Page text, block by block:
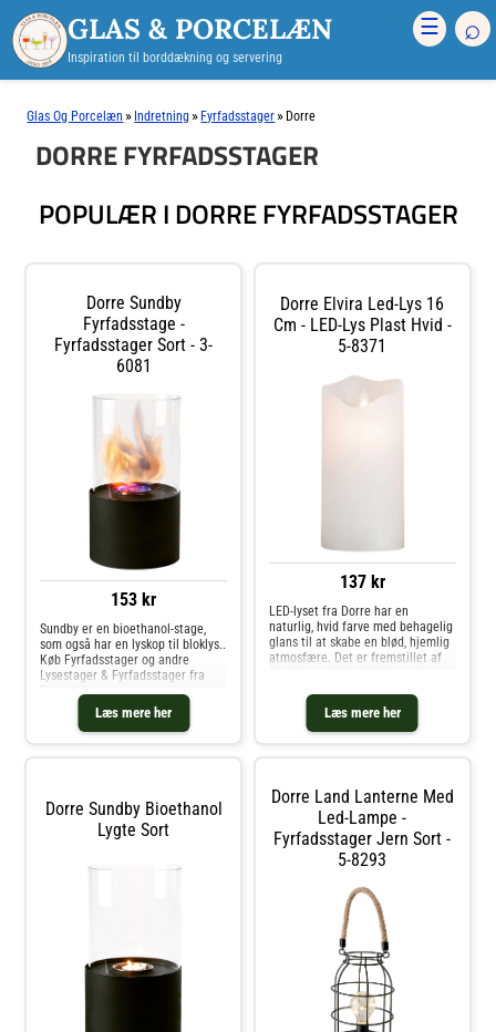
GLAS & PORCELÆN
Inspiration til borddækning og servering
☰ ⌕
Glas Og Porcelæn » Indretning » Fyrfadsstager » Dorre
DORRE FYRFADSSTAGER
POPULÆR I DORRE FYRFADSSTAGER
Dorre Sundby
Fyrfadsstage -
Fyrfadsstager Sort - 3-
6081
153 kr
Læs mere her
Sundby er en bioethanol-stage,
som også har en lyskop til bloklys..
Køb Fyrfadsstager og andre
Lysestager & Fyrfadsstager fra
Dorre Elvira Led-Lys 16
Cm - LED-Lys Plast Hvid -
5-8371
137 kr
Læs mere her
LED-lyset fra Dorre har en
naturlig, hvid farve med behagelig
glans til at skabe en blød, hjemlig
atmosfære. Det er fremstillet af
lyset fra Dorre- Behagelig glans.-
Naturlig, hvid farve.- Batteridrevet
design.- LED-lyset kommer i
LED-lys og andre Lysestager &
Fyrfadsstager fra Royal Design.
Dorre Sundby Bioethanol
Lygte Sort
Dorre Land Lanterne Med
Led-Lampe -
Fyrfadsstager Jern Sort -
5-8293